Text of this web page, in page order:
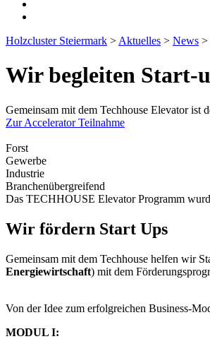
Holzcluster Steiermark > Aktuelles > News >
Wir begleiten Start-
Gemeinsam mit dem Techhouse Elevator ist
Zur Accelerator Teilnahme
Forst
Gewerbe
Industrie
Branchenübergreifend
Das TECHHOUSE Elevator Programm
Wir fördern Start Ups
Gemeinsam mit dem Techhouse helfen wir
Energiewirtschaft) mit dem
Von der Idee zum erfolgreichen Business-
MODUL I: